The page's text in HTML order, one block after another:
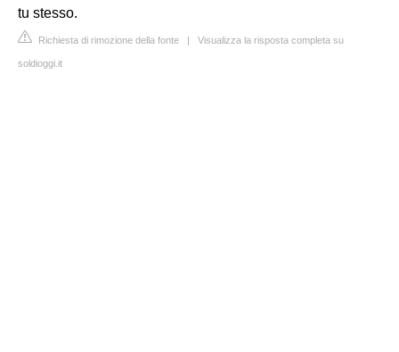
tu stesso.
Richiesta di rimozione della fonte | Visualizza la risposta completa su
soldioggi.it